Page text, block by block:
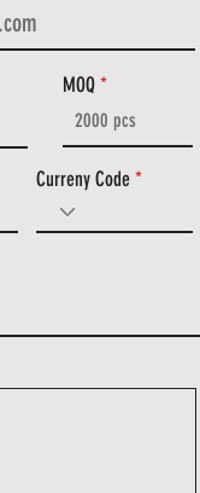
MOQ
Curreny Code